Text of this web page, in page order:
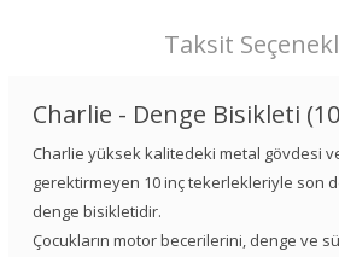
Taksit
Charlie - Denge Bisikleti
Charlie yüksek kalitedeki metal gövdesi
gerektirmeyen 10 inç tekerlekleriyle son
denge bisikletidir.
Çocukların motor becerilerini, denge ve